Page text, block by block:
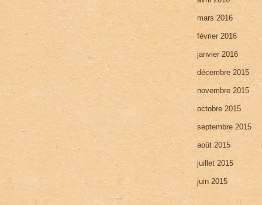
mars 2016
février 2016
janvier 2016
décembre 2015
novembre 2015
octobre 2015
septembre 2015
août 2015
juillet 2015
juin 2015